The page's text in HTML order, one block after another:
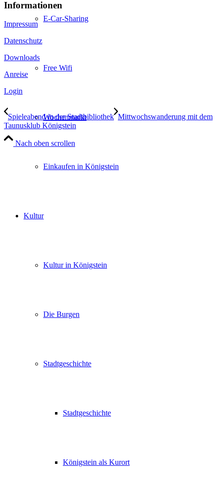
E-Car-Sharing
Free Wifi
Wochenmarkt
Einkaufen in Königstein
Kultur
Kultur in Königstein
Die Burgen
Stadtgeschichte
Stadtgeschichte
Königstein als Kurort
Informationen
Impressum
Datenschutz
Downloads
Anreise
Login
Spieleabend in der Stadtbibliothek Mittwochswanderung mit dem
Taunusklub Königstein
Nach oben scrollen